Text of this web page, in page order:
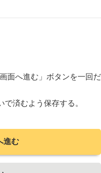
面へ進む」ボタンを一回だ
済むよう保存する。
進む